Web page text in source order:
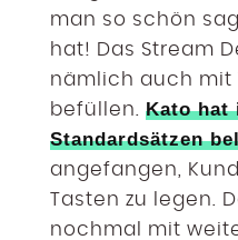
man so schön
hat! Das Stream
nämlich auch mit
befüllen.Kato hat
Standardsätzen
angefangen,
Tasten zu legen.
nochmal mit